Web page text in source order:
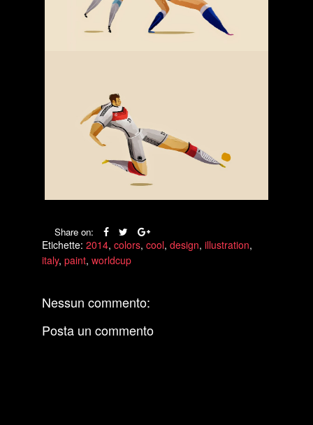
Share on:
Etichette: 2014, colors, cool, design, illustration,
italy, paint, worldcup
Nessun commento:
Posta un commento